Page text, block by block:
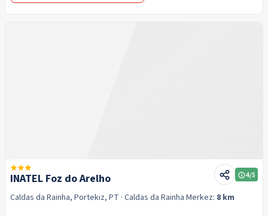
INATEL Foz do Arelho 4/5
Caldas da Rainha, Portekiz, PT · Caldas da Rainha Merkez: 8 km